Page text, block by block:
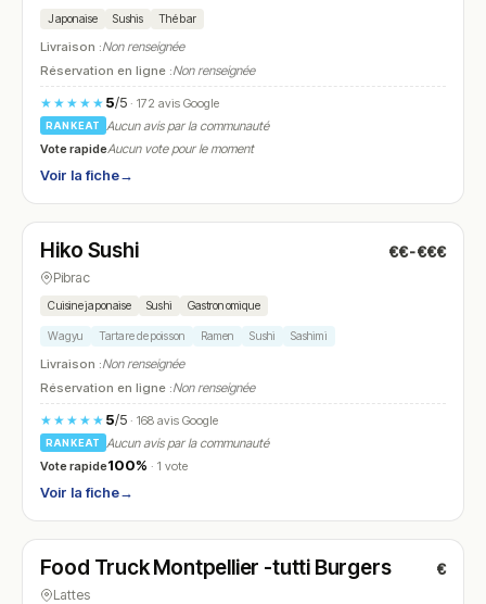
Japonaise Sushis Thé bar
Livraison :Non renseignée
Réservation en ligne :Non renseignée
★★★★★ 5/5· 172 avis Google
RANKEAT
Aucun avis par la communauté
Vote rapideAucun vote pour le moment
Voir la fiche→
N° 22
Hiko Sushi €€-€€€
Pibrac
Cuisine japonaise Sushi Gastronomique
Wagyu Tartare de poisson Ramen Sushi Sashimi
Livraison :Non renseignée
Réservation en ligne :Non renseignée
★★★★★ 5/5· 168 avis Google
RANKEAT
Aucun avis par la communauté
Vote rapide100% · 1 vote
Voir la fiche→
N° 23
Food Truck Montpellier -tutti Burgers €
Lattes